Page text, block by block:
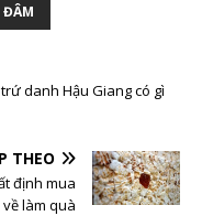
danh Hậu Giang có gì
THEO
định mua
về làm quà